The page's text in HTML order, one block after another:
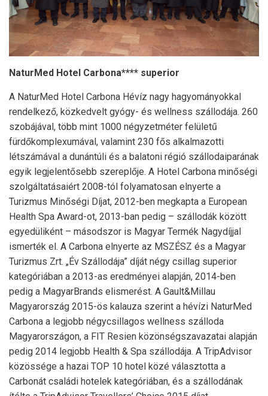
NaturMed Hotel Carbona**** superior
A NaturMed Hotel Carbona Hévíz nagy hagyományokkal
rendelkező, közkedvelt gyógy- és wellness szállodája. 260
szobájával, több mint 1000 négyzetméter felületű
fürdőkomplexumával, valamint 230 fős alkalmazotti
létszámával a dunántúli és a balatoni régió szállodaiparának
egyik legjelentősebb szereplője. A Hotel Carbona minőségi
szolgáltatásaiért 2008-tól folyamatosan elnyerte a
Turizmus Minőségi Díjat, 2012-ben megkapta a European
Health Spa Award-ot, 2013-ban pedig – szállodák között
egyedüliként – másodszor is Magyar Termék Nagydíjjal
ismerték el. A Carbona elnyerte az MSZÉSZ és a Magyar
Turizmus Zrt. „Év Szállodája” díját négy csillag superior
kategóriában a 2013-as eredményei alapján, 2014-ben
pedig a MagyarBrands elismerést. A Gault&Millau
Magyarország 2015-ös kalauza szerint a hévízi NaturMed
Carbona a legjobb négycsillagos wellness szálloda
Magyarországon, a FIT Resien közönségszavazatai alapján
pedig 2014 legjobb Health & Spa szállodája. A TripAdvisor
közössége a hazai TOP 10 hotel közé választotta a
Carbonát családi hotelek kategóriában, és a szállodának